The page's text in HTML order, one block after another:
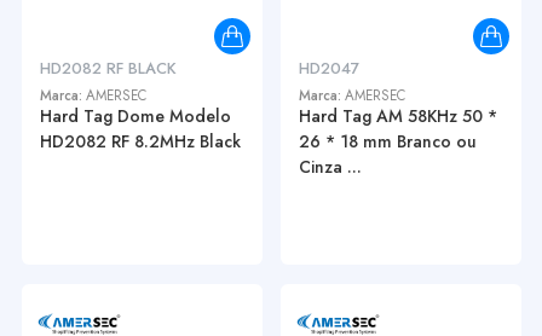
HD2082 RF BLACK
Marca: AMERSEC
Hard Tag Dome Modelo
HD2082 RF 8.2MHz Black
HD2047
Marca: AMERSEC
Hard Tag AM 58KHz 50 *
26 * 18 mm Branco ou
Cinza ...